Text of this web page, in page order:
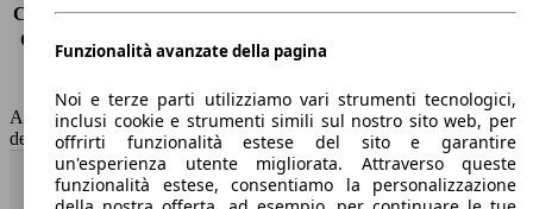
Consumo (extra-urbano) 5.5 l/100km
Consumo (combinato)*
6.5 l/100km
Capacità del serbatoio
60 l
AutoScout24 non si assume alcuna responsabilità per la correttezza
dei dati.
Torna su
Funzionalità avanzate della pagina
Noi e terze parti utilizziamo vari strumenti tecnologici,
inclusi cookie e strumenti simili sul nostro sito web, per
offrirti funzionalità estese del sito e garantire
un'esperienza utente migliorata. Attraverso queste
funzionalità estese, consentiamo la personalizzazione